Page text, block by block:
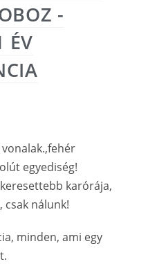
-
ÉV
egyediség!
karórája,
csak nálunk!
minden, ami egy